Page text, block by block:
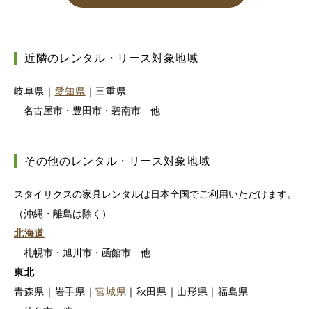
近隣のレンタル・リース対象地域
岐阜県｜ 愛知県 ｜三重県
名古屋市・豊田市・碧南市 他
その他のレンタル・リース対象地域
スタイリクスの家具レンタルは日本全国でご利用いただけます。
（沖縄・離島は除く）
北海道
札幌市・旭川市・函館市 他
東北
青森県｜岩手県｜宮城県 ｜秋田県｜山形県｜福島県